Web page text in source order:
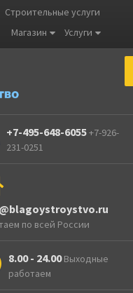
Строительные услуги
Магазин
Услуги
+7-495-648-6055+7-926-
231-0251
по всей России
8.00 - 24.00 Выходные
работаем